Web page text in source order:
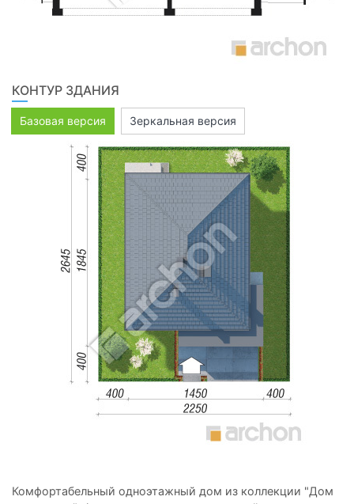
КОНТУР ЗДАНИЯ
Базовая версия Зеркальная версия
Комфортабельный одноэтажный дом из коллекции "Дом